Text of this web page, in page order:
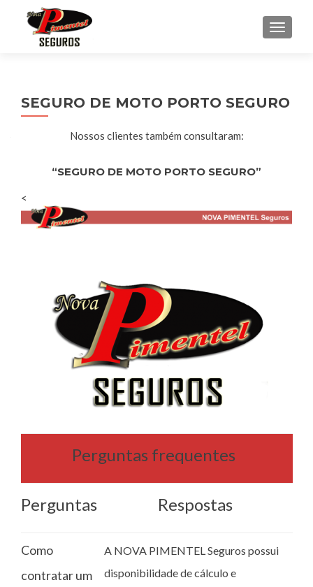
SEGURO DE MOTO PORTO SEGURO
Nossos clientes também consultaram:
“SEGURO DE MOTO PORTO SEGURO”
<
Perguntas frequentes
Perguntas Respostas
Como
contratar um
A NOVA PIMENTEL Seguros possui
disponibilidade de cálculo e